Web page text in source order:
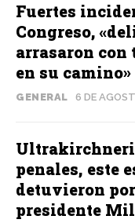
Fuertes
Congreso,
arrasaron con
en su camino»
GENERAL 6 DE
penales, este
detuvieron
presidente